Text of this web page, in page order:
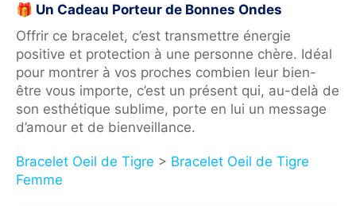
🎁 Un Cadeau Porteur de Bonnes Ondes
Offrir ce bracelet, c’est transmettre énergie
positive et protection à une personne chère. Idéal
pour montrer à vos proches combien leur bien-
être vous importe, c’est un présent qui, au-delà de
son esthétique sublime, porte en lui un message
d’amour et de bienveillance.
Bracelet Oeil de Tigre > Bracelet Oeil de Tigre
Femme